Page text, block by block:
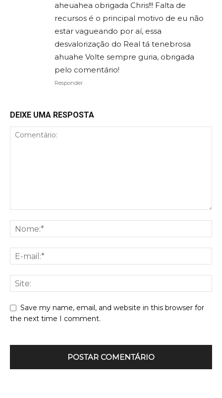
aheuahea obrigada Chris!!! Falta de
recursos é o principal motivo de eu não
estar vagueando por aí, essa
desvalorização do Real tá tenebrosa
ahuahe Volte sempre guria, obrigada
pelo comentário!
Responder
DEIXE UMA RESPOSTA
Save my name, email, and website in this browser for
the next time I comment.